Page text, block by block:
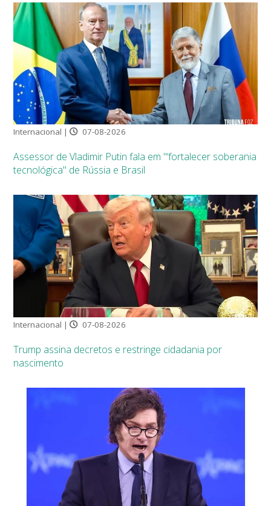
Internacional | 07-08-2026
Assessor de Vladimir Putin fala em "‘fortalecer soberania
tecnológica" de Rússia e Brasil
Internacional | 07-08-2026
Trump assina decretos e restringe cidadania por
nascimento